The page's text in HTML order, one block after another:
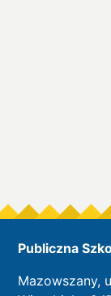
Publiczna
Mazowszany,